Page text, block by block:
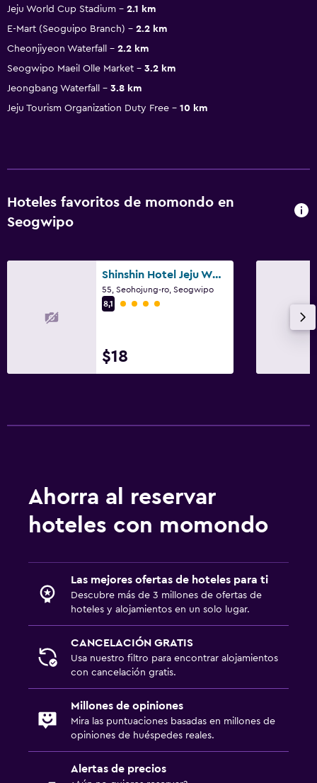
Jeju World Cup Stadium
2.1 km
E-Mart (Seoguipo Branch)
2.2 km
Cheonjiyeon Waterfall
2.2 km
Seogwipo Maeil Olle Market
3.2 km
Jeongbang Waterfall
3.8 km
Jeju Tourism Organization Duty Free
10 km
Hoteles favoritos de momondo en
Seogwipo
Shinshin Hotel Jeju World Cup
55, Seohojung-ro, Seogwipo
8,1
Categoría 4
$18
Ahorra al reservar
hoteles con momondo
Las mejores ofertas de hoteles para ti
Descubre más de 3 millones de ofertas de
hoteles y alojamientos en un solo lugar.
CANCELACIÓN GRATIS
Usa nuestro filtro para encontrar alojamientos
con cancelación gratis.
Millones de opiniones
Mira las puntuaciones basadas en millones de
opiniones de huéspedes reales.
Alertas de precios